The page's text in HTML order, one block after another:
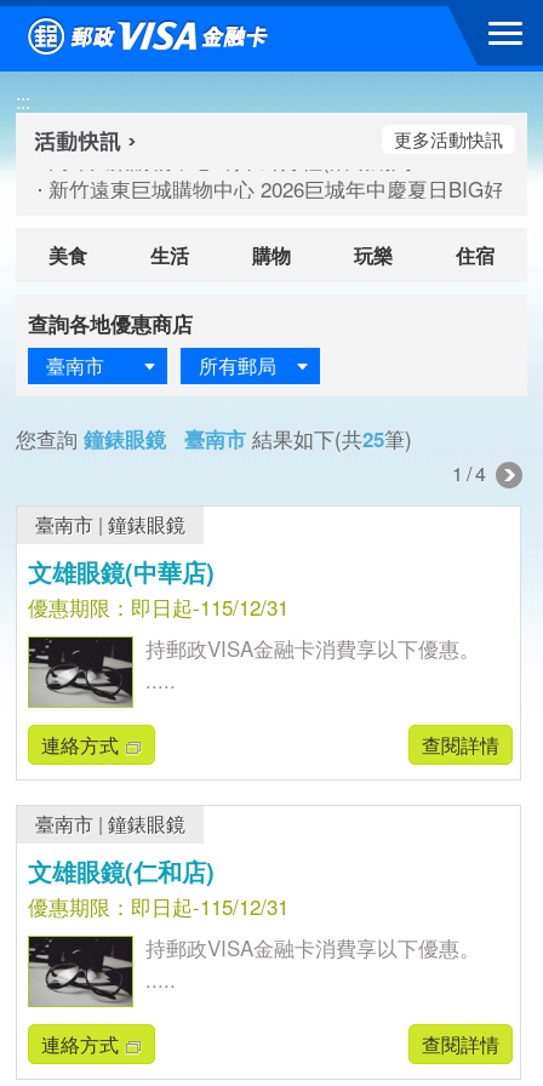
跳到主要內容區塊
:::
高雄大樂購物中心 刷卡郵好禮(活動期間：115/08/07-
臺北三創生活 有點東西第2波 刷卡郵好禮(活動期間：
高雄大樂購物中心 刷卡郵好禮(活動期間：115/08/07-
新竹遠東巨城購物中心 2026巨城年中慶夏日BIG好刷(
更多活動快訊
美食 生活 購物 玩樂 住宿
查詢各地優惠商店
臺南市 所有郵局
您查詢 鐘錶眼鏡 臺南市 結果如下(共25筆)
1/4
臺南市 |鐘錶眼鏡
文雄眼鏡(中華店)
優惠期限：即日起-115/12/31
持郵政VISA金融卡消費享以下優惠。
.....
連絡方式 查閱詳情
臺南市 |鐘錶眼鏡
文雄眼鏡(仁和店)
優惠期限：即日起-115/12/31
持郵政VISA金融卡消費享以下優惠。
.....
連絡方式 查閱詳情